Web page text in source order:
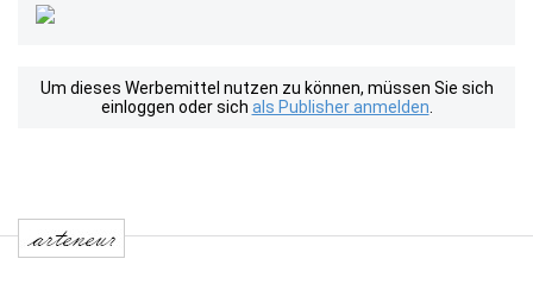
Um dieses Werbemittel nutzen zu können, müssen Sie sich
einloggen oder sich als Publisher anmelden